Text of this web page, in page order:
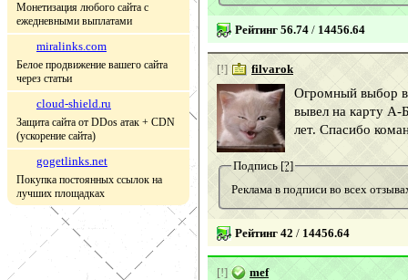
Монетизация любого сайта с
ежедневными выплатами
miralinks.com
Белое продвижение вашего сайта
через статьи
cloud-shield.ru
Защита сайта от DDos атак + CDN
(ускорение сайта)
gogetlinks.net
Покупка постоянных ссылок на
лучших площадках
Рейтинг 56.74 / 14456.64
[!] filvarok
Огромный выбор
вывел на карту А-
лет. Спасибо
Подпись [?]
Реклама в подписи во всех
Рейтинг 42 / 14456.64
[!] mef